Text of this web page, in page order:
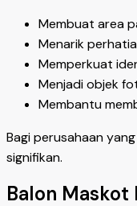
Membuat area
Menarik
Memperkuat
Menjadi objek
Membantu
Bagi perusahaan
signifikan.
Balon